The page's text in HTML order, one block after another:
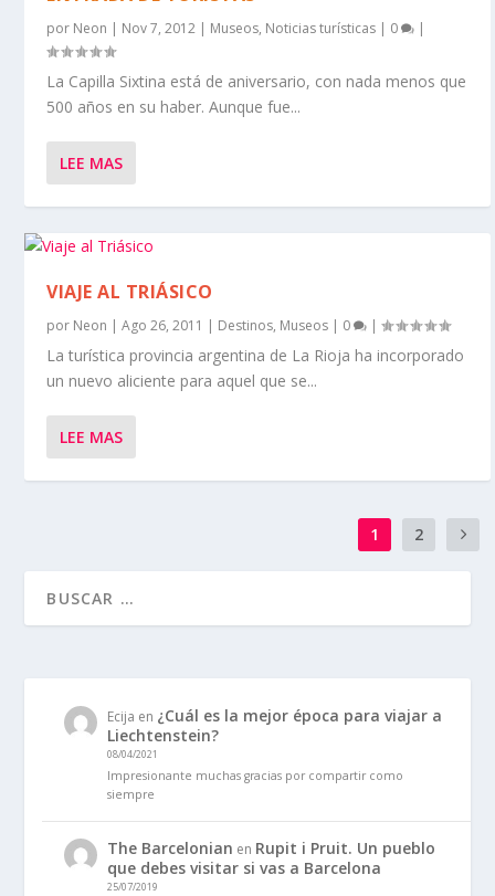
por Neon | Nov 7, 2012 | Museos, Noticias turísticas | 0 |
La Capilla Sixtina está de aniversario, con nada menos que
500 años en su haber. Aunque fue...
LEE MAS
VIAJE AL TRIÁSICO
por Neon |Ago 26, 2011 | Destinos, Museos | 0 |
La turística provincia argentina de La Rioja ha incorporado
un nuevo aliciente para aquel que se...
LEE MAS
1 2
Ecija en ¿Cuál es la mejor época para viajar a
Liechtenstein?
08/04/2021
Impresionante muchas gracias por compartir como
siempre
The Barcelonian en Rupit i Pruit. Un pueblo
que debes visitar si vas a Barcelona
25/07/2019